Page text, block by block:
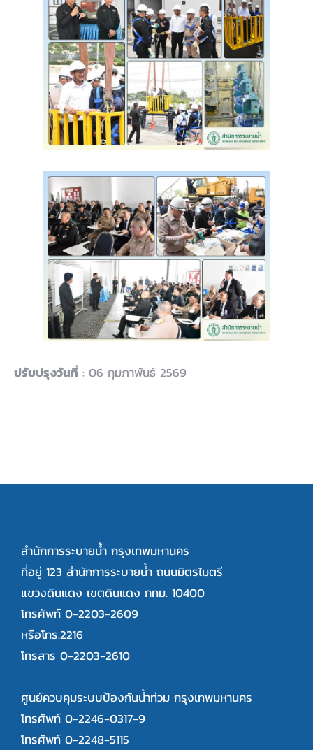
ปรับปรุงวันที่ : 06 กุมภาพันธ์ 2569
สำนักการระบายน้ำ กรุงเทพมหานคร
ที่อยู่ 123 สำนักการระบายน้ำ ถนนมิตรไมตรี
แขวงดินแดง เขตดินแดง กทม. 10400
โทรศัพท์ 0-2203-2609
หรือโทร.2216
โทรสาร 0-2203-2610
ศูนย์ควบคุมระบบป้องกันน้ำท่วม กรุงเทพมหานคร
โทรศัพท์ 0-2246-0317-9
โทรศัพท์ 0-2248-5115